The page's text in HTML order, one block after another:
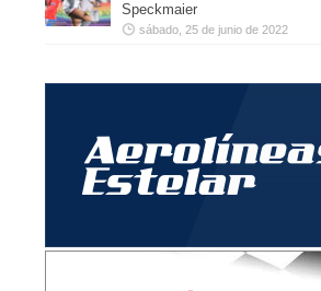
Speckmaier
sábado, 25 de junio de 2022